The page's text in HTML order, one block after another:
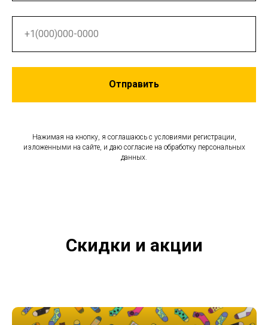
Отправить
Нажимая на кнопку, я соглашаюсь с условиями регистрации,
изложенными на сайте, и даю согласие на обработку персональных
данных.
Скидки и акции